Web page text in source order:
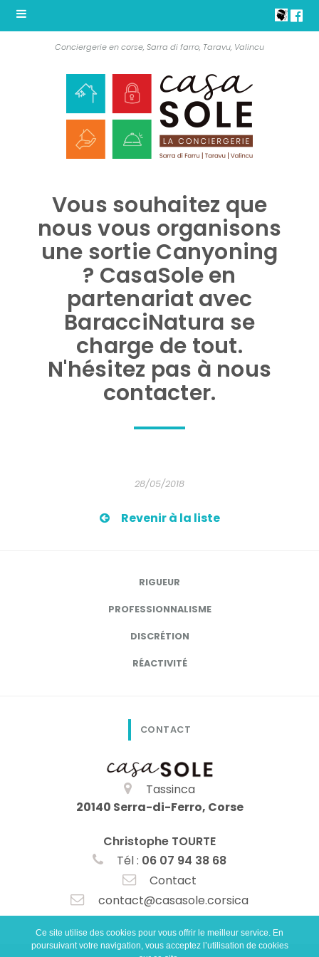
Conciergerie en corse, Sarra di farro, Taravu, Valincu
Vous souhaitez que
nous vous organisons
une sortie Canyoning
? CasaSole en
partenariat avec
BaracciNatura se
charge de tout.
N'hésitez pas à nous
contacter.
28/05/2018
Revenir à la liste
RIGUEUR
PROFESSIONNALISME
DISCRÉTION
RÉACTIVITÉ
CONTACT
Tassinca
20140 Serra-di-Ferro, Corse
Christophe TOURTE
Tél : 06 07 94 38 68
Contact
contact@casasole.corsica
Ce site utilise des cookies pour vous offrir le meilleur service. En
poursuivant votre navigation, vous acceptez l’utilisation de cookies